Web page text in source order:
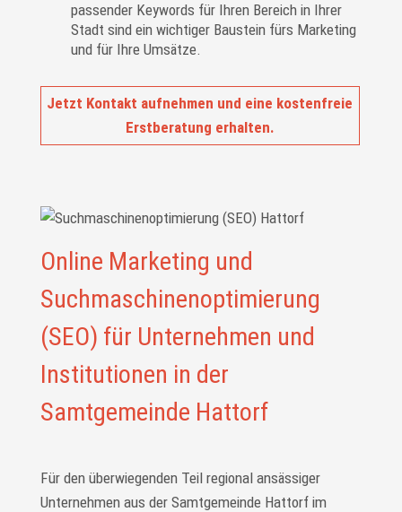
passender Keywords für Ihren Bereich in Ihrer
Stadt sind ein wichtiger Baustein fürs Marketing
und für Ihre Umsätze.
Jetzt Kontakt aufnehmen und eine kostenfreie
Erstberatung erhalten.
Online Marketing und
Suchmaschinenoptimierung
(SEO) für Unternehmen und
Institutionen in der
Samtgemeinde Hattorf
Für den überwiegenden Teil regional ansässiger
Unternehmen aus der Samtgemeinde Hattorf im